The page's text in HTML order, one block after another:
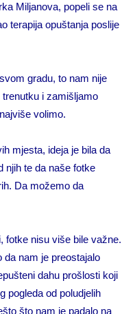
Miljanova, popeli se na
terapija opuštanja poslije
gradu, to nam nije
i zamišljamo
volimo.
mjesta, ideja je bila da
njih te da naše fotke
Da možemo da
fotke nisu više bile važne.
da nam je preostajalo
dahu prošlosti koji
pogleda od poludjelih
što nam je padalo na